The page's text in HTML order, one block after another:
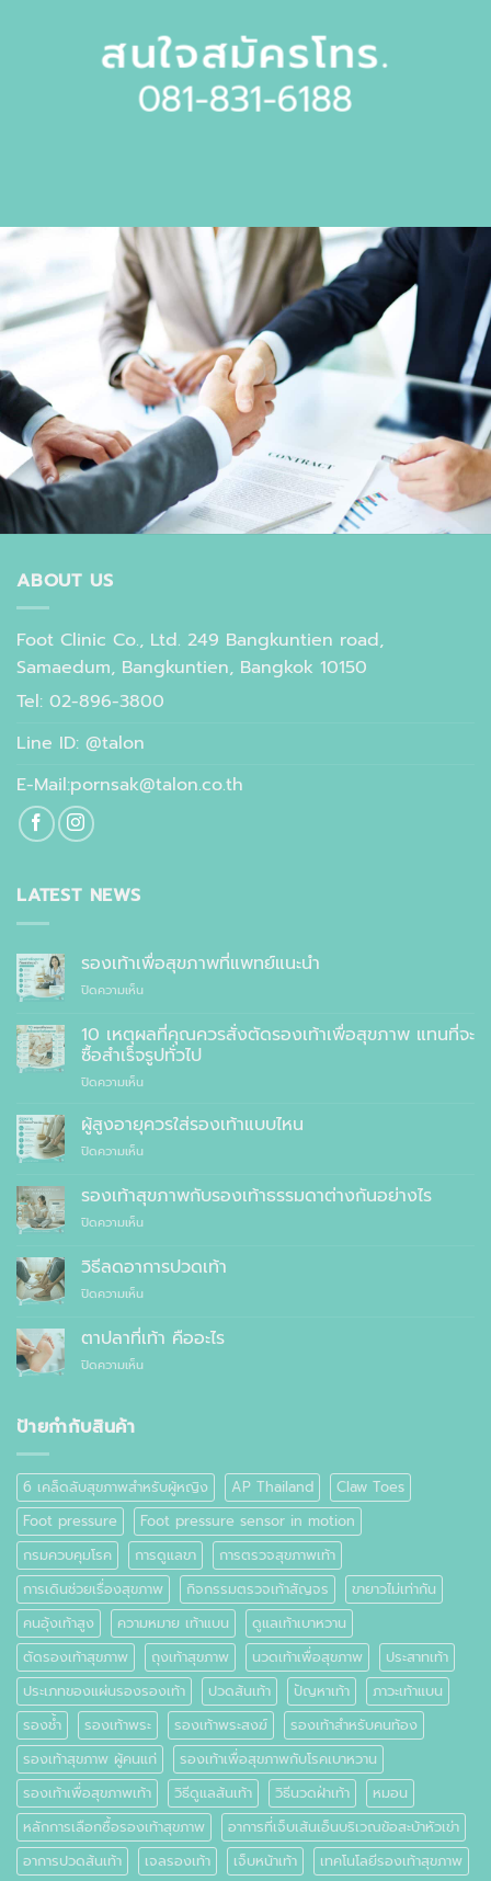
สนใจสมัครโทร.
081-831-6188
ABOUT US
Foot Clinic Co., Ltd. 249 Bangkuntien road,
Samaedum, Bangkuntien, Bangkok 10150
Tel: 02-896-3800
Line ID: @talon
E-Mail:pornsak@talon.co.th
LATEST NEWS
รองเท้าเพื่อสุขภาพที่แพทย์แนะนำ
ปิดความเห็นบน
เพื่อ
สุขภาพ
ที่
แพทย์
10 เหตุผลที่คุณควรสั่งตัดรองเท้าเพื่อสุขภาพ แทนที่จะ
ซื้อสำเร็จรูปทั่วไป
ปิดความเห็นบน
เหตุผล
คุณ
สั่ง
ตัด
รองเท้า
สุขภาพ
สำเร็จรูป
ทั่วไป
ผู้สูงอายุควรใส่รองเท้าแบบไหน
ปิดความเห็นบน
สูง
อายุ
ควร
รองเท้า
ไหน
รองเท้าสุขภาพกับรองเท้าธรรมดาต่างกันอย่างไร
ปิดความเห็นบน
สุขภาพ
กับ
รองเท้า
ต่าง
อย่างไร
วิธีลดอาการปวดเท้า
ปิดความเห็นบน
ลด
อาการ
ปวด
ตาปลาที่เท้า คืออะไร
ปิดความเห็นบน
ป้ายกำกับสินค้า
6 เคล็ดลับสุขภาพสำหรับผู้หญิง AP Thailand
Claw Toes
Foot pressure
Foot pressure sensor in motion
กรมควบคุมโรค
การดูแลขา
การตรวจสุขภาพเท้า
การเดินช่วยเรื่องสุขภาพ
กิจกรรมตรวจเท้าสัญจร
ขายาวไม่เท่ากัน
คนอุ้งเท้าสูง
ความหมาย เท้าแบน
ดูแลเท้าเบาหวาน
ตัดรองเท้าสุขภาพ
ถุงเท้าสุขภาพ นวดเท้าเพื่อสุขภาพ
ประสาทเท้า
ประเภทของแผ่นรองรองเท้า
ปวดส้นเท้า ปัญหาเท้า
ภาวะเท้าแบน
รองช้ำ
รองเท้าพระ รองเท้าพระสงฆ์
รองเท้าสำหรับคนท้อง
รองเท้าสุขภาพ ผู้คนแก่
รองเท้าเพื่อสุขภาพกับโรคเบาหวาน
รองเท้าเพื่อสุขภาพเท้า
วิธีดูแลส้นเท้า วิธีนวดฝ่าเท้า
หมอน
หลักการเลือกซื้อรองเท้าสุขภาพ
อาการที่เจ็บเส้นเอ็นบริเวณข้อสะบ้าหัวเข่า
อาการปวดส้นเท้า
เจลรองเท้า เจ็บหน้าเท้า เทคโนโลยีรองเท้าสุขภาพ